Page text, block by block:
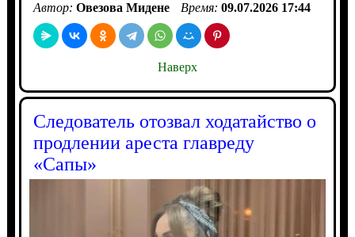
Автор: Овезова Мидене Время: 09.07.2026 17:44
Наверх
Следователь отозвал ходатайство о
продлении ареста главреду
«Сапы»